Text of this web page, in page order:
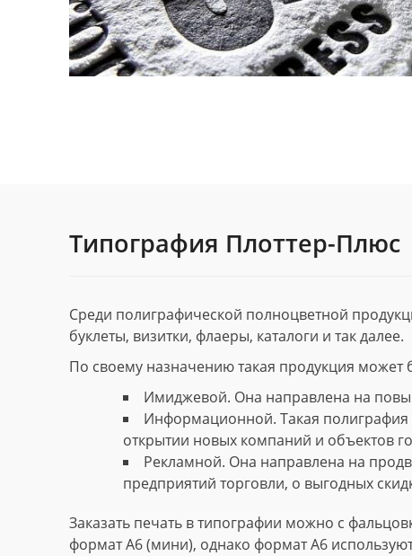
Типография Плоттер-Плюс
Среди полиграфической полноцветной
буклеты, визитки, флаеры, каталоги и так далее.
По своему назначению такая продукция может
Имиджевой. Она направлена на
Информационной. Такая
открытии новых компаний и объектов
Рекламной. Она направлена на
предприятий торговли, о выгодных
Заказать печать в типографии можно с
формат А6 (мини), однако формат А6